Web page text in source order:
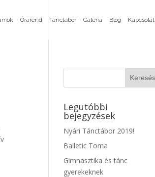
Órarend Tánctábor Galéria Blog Kapcsolat
Legutóbbi
bejegyzések
Nyári Tánctábor 2019!
Balletic Torna
Gimnasztika és tánc
gyerekeknek